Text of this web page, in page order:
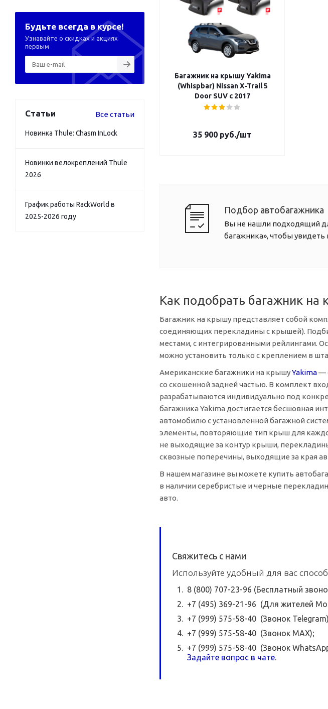
Багажник на крышу Yakima
(Whispbar) Nissan X-Trail 5
Door SUV с 2017
35 900 руб./шт
Подбор автобагажника
Вы не нашли подходящий
багажника», чтобы
Как подобрать багажник на
Багажник на крышу представляет собой
соединяющих перекладины с крышей).
местами, с интегрированными рейлингами.
можно установить только с креплением в
Американские багажники на крышуYakima—
со скошенной задней частью. В комплект
разрабатываются индивидуально под
багажника Yakima достигается бесшовная
автомобилю с установленной багажной
элементы, повторяющие тип крыш для
не выходящие за контур крыши,
сквозные поперечины, выходящие за края
В нашем магазине вы можете купить
в наличии серебристые и черные
авто.
Свяжитесь с нами
Используйте удобный для вас
8 (800) 707-23-96 (Бесплатный
+7 (495) 369-21-96 (Для жителей
+7 (999) 575-58-40 (Звонок
+7 (999) 575-58-40 (Звонок MAX);
+7 (999) 575-58-40 (Звонок
Задайте вопрос в чате.
Будьте всегда в курсе!
Узнавайте о скидках и акциях
первым
Статьи Все статьи
Новинка Thule: Chasm InLock
Новинки велокреплений Thule
2026
График работы RackWorld в
2025-2026 году